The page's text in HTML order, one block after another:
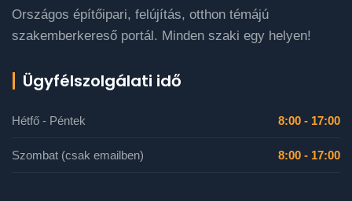
Országos építőipari, felújítás, otthon témájú
szakemberkereső portál. Minden szaki egy helyen!
Ügyfélszolgálati idő
Hétfő - Péntek 8:00 - 17:00
Szombat (csak emailben) 8:00 - 17:00